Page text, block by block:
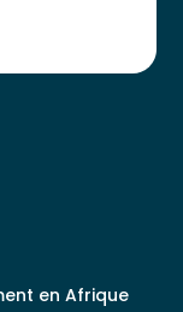
en Afrique